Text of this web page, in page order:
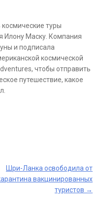
космические туры
Маску. Компания
и подписала
космической
чтобы отправить
путешествие, какое
Шри-Ланка освободила от
вакцинированных
туристов →